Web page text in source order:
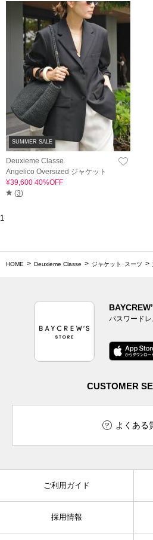
SUMMER SALE
Deuxieme Classe
Angelico Oversized ジャケット
¥39,600 40%OFF
(3)
1
HOME Deuxieme Classe ジャケット･スーツ
パスワード
CUSTOMER
よくある
ご利用ガイド
採用情報